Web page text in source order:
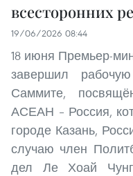
всесторонних
19/06/2026 08:44
18 июня Премьер-
завершил
Саммите,
АСЕАН – Россия,
городе Казань,
случаю член
дел Ле Хоай